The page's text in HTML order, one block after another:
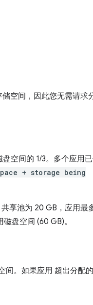
空间，因此您无需请求
空间的 1/3。多个应用
+ storage being
享池为 20 GB，应用最
盘空间 (60 GB)。
间。如果应用 超出分配